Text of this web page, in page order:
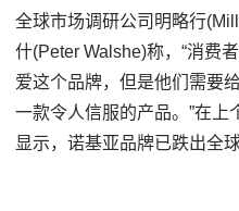
全球市场调研公司明略行
什(Peter Walshe)称，“消费
爱这个品牌，但是他们需要
一款令人信服的产品。”在
显示，诺基亚品牌已跌出全